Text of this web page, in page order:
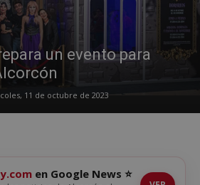
un evento para
11 de octubre de 2023
en Google News ⭐